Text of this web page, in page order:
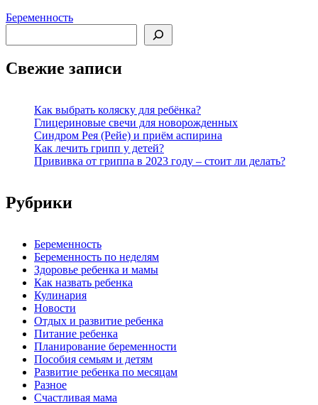
Беременность
Свежие записи
Как выбрать коляску для ребёнка?
Глицериновые свечи для новорожденных
Синдром Рея (Рейе) и приём аспирина
Как лечить грипп у детей?
Прививка от гриппа в 2023 году – стоит ли делать?
Рубрики
Беременность
Беременность по неделям
Здоровье ребенка и мамы
Как назвать ребенка
Кулинария
Новости
Отдых и развитие ребенка
Питание ребенка
Планирование беременности
Пособия семьям и детям
Развитие ребенка по месяцам
Разное
Счастливая мама